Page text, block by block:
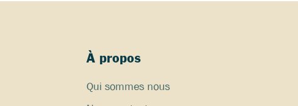
À propos
Qui sommes nous